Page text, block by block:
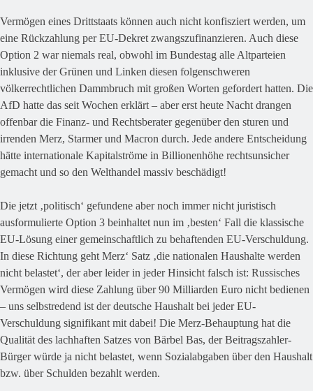
Vermögen eines Drittstaats können auch nicht konfisziert werden, um
eine Rückzahlung per EU-Dekret zwangszufinanzieren. Auch diese
Option 2 war niemals real, obwohl im Bundestag alle Altparteien
inklusive der Grünen und Linken diesen folgenschweren
völkerrechtlichen Dammbruch mit großen Worten gefordert hatten. Die
AfD hatte das seit Wochen erklärt – aber erst heute Nacht drangen
offenbar die Finanz- und Rechtsberater gegenüber den sturen und
irrenden Merz, Starmer und Macron durch. Jede andere Entscheidung
hätte internationale Kapitalströme in Billionenhöhe rechtsunsicher
gemacht und so den Welthandel massiv beschädigt!
Die jetzt ‚politisch‘ gefundene aber noch immer nicht juristisch
ausformulierte Option 3 beinhaltet nun im ‚besten‘ Fall die klassische
EU-Lösung einer gemeinschaftlich zu behaftenden EU-Verschuldung.
In diese Richtung geht Merz‘ Satz ‚die nationalen Haushalte werden
nicht belastet‘, der aber leider in jeder Hinsicht falsch ist: Russisches
Vermögen wird diese Zahlung über 90 Milliarden Euro nicht bedienen
– uns selbstredend ist der deutsche Haushalt bei jeder EU-
Verschuldung signifikant mit dabei! Die Merz-Behauptung hat die
Qualität des lachhaften Satzes von Bärbel Bas, der Beitragszahler-
Bürger würde ja nicht belastet, wenn Sozialabgaben über den Haushalt
bzw. über Schulden bezahlt werden.